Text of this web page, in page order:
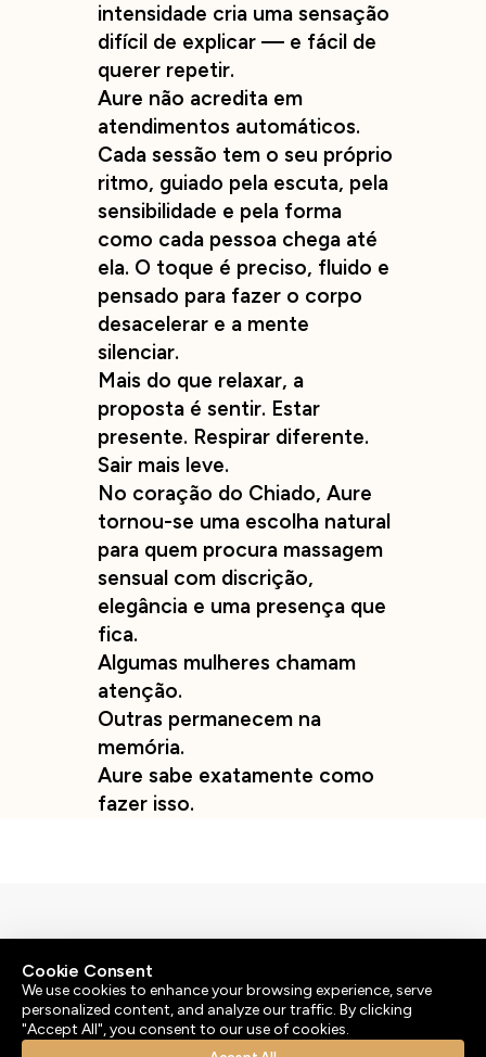
intensidade cria uma sensação
difícil de explicar — e fácil de
querer repetir.
Aure não acredita em
atendimentos automáticos.
Cada sessão tem o seu próprio
ritmo, guiado pela escuta, pela
sensibilidade e pela forma
como cada pessoa chega até
ela. O toque é preciso, fluido e
pensado para fazer o corpo
desacelerar e a mente
silenciar.
Mais do que relaxar, a
proposta é sentir. Estar
presente. Respirar diferente.
Sair mais leve.
No coração do Chiado, Aure
tornou-se uma escolha natural
para quem procura massagem
sensual com discrição,
elegância e uma presença que
fica.
Algumas mulheres chamam
atenção.
Outras permanecem na
memória.
Aure sabe exatamente como
fazer isso.
© 2026 | Atenção: As nossas massagens não têm um
teor ou propósito sexual.
Cookie Consent
We use cookies to enhance your browsing experience, serve
personalized content, and analyze our traffic. By clicking
"Accept All", you consent to our use of cookies.